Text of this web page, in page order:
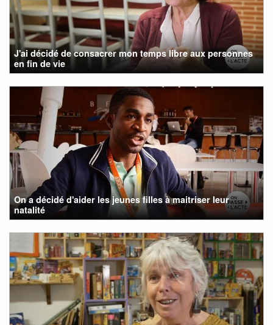
J'ai décidé de consacrer mon temps libre aux personnes
en fin de vie
On a décidé d'aider les jeunes filles à maitriser leur
natalité